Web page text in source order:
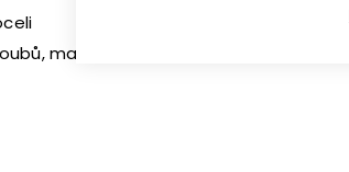
matic, vrutů